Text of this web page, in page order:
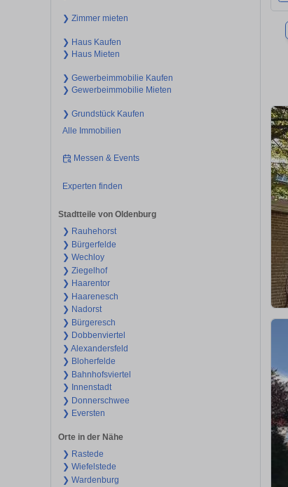
❯ Zimmer mieten
❯ Haus Kaufen
❯ Haus Mieten
❯ Gewerbeimmobilie Kaufen
❯ Gewerbeimmobilie Mieten
❯ Grundstück Kaufen
Alle Immobilien
Messen & Events
Experten finden
Stadtteile von Oldenburg
❯ Rauhehorst
❯ Bürgerfelde
❯ Wechloy
❯ Ziegelhof
❯ Haarentor
❯ Haarenesch
❯ Nadorst
❯ Bürgeresch
❯ Dobbenviertel
❯ Alexandersfeld
❯ Bloherfelde
❯ Bahnhofsviertel
❯ Innenstadt
❯ Donnerschwee
❯ Eversten
Orte in der Nähe
❯ Rastede
❯ Wiefelstede
❯ Wardenburg